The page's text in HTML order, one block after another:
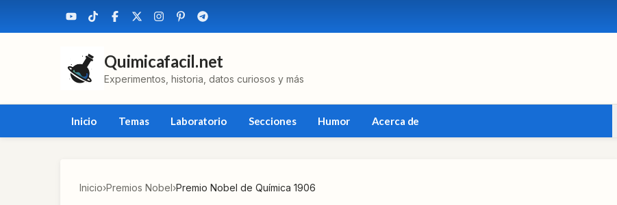
Quimicafacil.net
Experimentos, historia, datos curiosos y más
Inicio Temas Laboratorio Secciones Humor Acerca de
Inicio›Premios Nobel›Premio Nobel de Química 1906